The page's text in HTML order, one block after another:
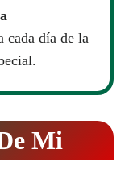
cada día de la
Mi